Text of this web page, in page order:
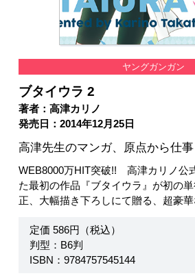
ヤングガンガン
ブタイウラ 2
著者：高津カリノ
発売日：2014年12月25日
高津先生のマンガ、原点から仕
WEB8000万HIT突破!! 高津カリノ公
た最初の作品『ブタイウラ』が初の
正、大幅描き下ろしにて贈る、超豪
定価 586円（税込）
判型：B6判
ISBN：9784757545144